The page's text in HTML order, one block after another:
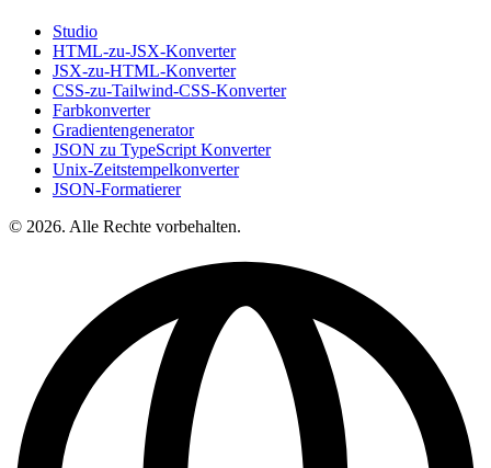
Studio
HTML-zu-JSX-Konverter
JSX-zu-HTML-Konverter
CSS-zu-Tailwind-CSS-Konverter
Farbkonverter
Gradientengenerator
JSON zu TypeScript Konverter
Unix-Zeitstempelkonverter
JSON-Formatierer
© 2026. Alle Rechte vorbehalten.